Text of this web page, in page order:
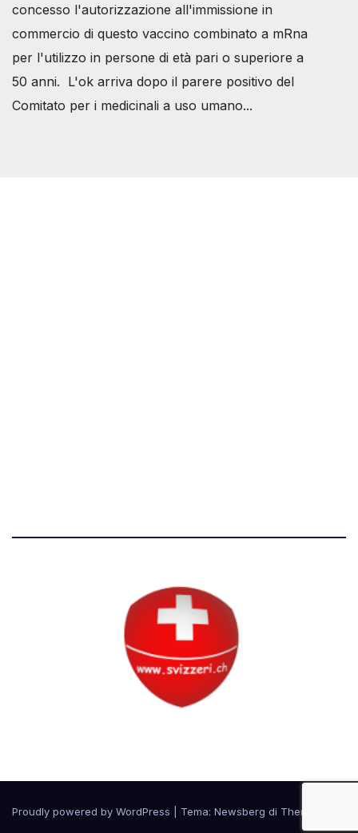
concesso l'autorizzazione all'immissione in
commercio di questo vaccino combinato a mRna
per l'utilizzo in persone di età pari o superiore a
50 anni. L'ok arriva dopo il parere positivo del
Comitato per i medicinali a uso umano...
Proudly powered by WordPress Tema: Newsberg di Themeansar